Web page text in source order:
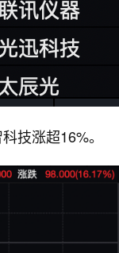
技涨超16%。